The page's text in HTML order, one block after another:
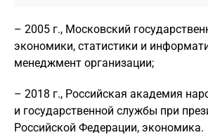
– 2005 г., Московский
экономики, статистики и
менеджмент организации;
– 2018 г., Российская академия
и государственной службы при
Российской Федерации, экономика.